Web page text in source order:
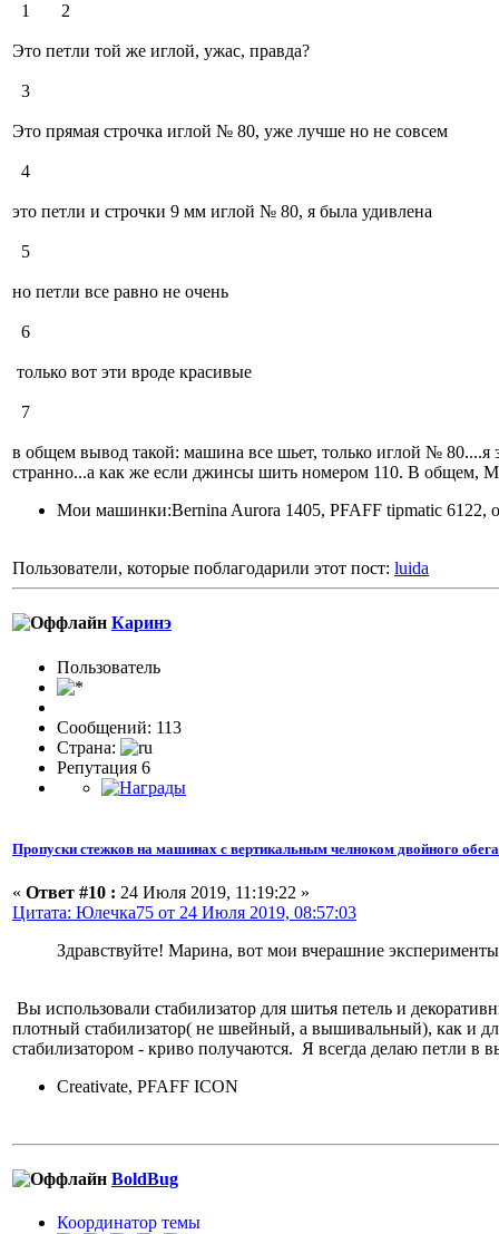
1 2
Это петли той же иглой, ужас, правда?
3
Это прямая строчка иглой № 80, уже лучше но не совсем
4
это петли и строчки 9 мм иглой № 80, я была удивлена
5
но петли все равно не очень
6
только вот эти вроде красивые
7
в общем вывод такой: машина все шьет, только иглой № 80....я
странно...а как же если джинсы шить номером 110. В общем,
Мои машинки:Bernina Aurora 1405, PFAFF tipmatic 6122,
Пользователи, которые поблагодарили этот пост: luida
Каринэ
Пользовaтeль
Сообщений: 113
Страна:
Репутация 6
Пропуски стежков на машинах с вертикальным челноком двойного
« Ответ #10 : 24 Июля 2019, 11:19:22 »
Цитата: Юлечка75 от 24 Июля 2019, 08:57:03
Здравствуйте! Марина, вот мои вчерашние
Вы использовали стабилизатор для шитья петель и
плотный стабилизатор( не швейный, а вышивальный), как и
стабилизатором - криво получаются. Я всегда делаю петли
Creativate, PFAFF ICON
BoldBug
Координатор темы